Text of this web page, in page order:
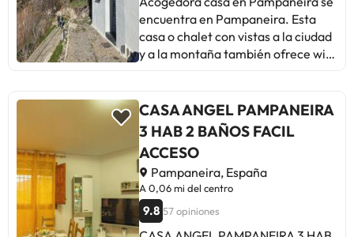
encuentra en Pampaneira. Esta
casa o chalet con vistas a la ciudad
y a la montaña también ofrece wifi
una cocina totalmente equipada
con nevera y cafetera, y 1 baño con
ducha y artículos de aseo gratuitos.
Hay toallas y ropa de cama en la
casa o chalet. El aeropuerto
(Aeropuerto Federico García Lorca
de Granada-Jaén) está a 78 km.En
este alojamiento no se pueden
CASA ANGEL PAMPANEIRA
3 HAB 2 BAÑOS FACIL
ACCESO
Pampaneira, España
A 0,06 mi del centro
9.8 57 opiniones